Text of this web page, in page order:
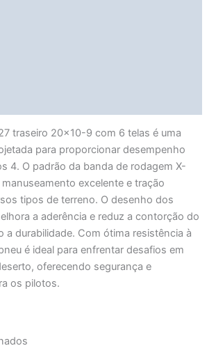
traseiro 20×10-9 com 6 telas é uma
para proporcionar desempenho
4. O padrão da banda de rodagem X-
excelente e tração
tipos de terreno. O desenho dos
a aderência e reduz a contorção do
a durabilidade. Com ótima resistência à
é ideal para enfrentar desafios em
oferecendo segurança e
os pilotos.